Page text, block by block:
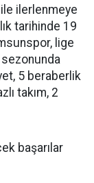
ilerlenmeye
tarihinde 19
lige
sezonunda
5 beraberlik
takım, 2
başarılar